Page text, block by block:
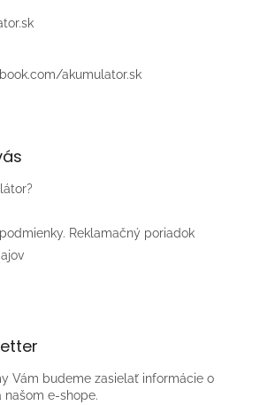
akumulator.sk
Reklamačný poriadok
Vám budeme zasielať informácie o
e-shope.